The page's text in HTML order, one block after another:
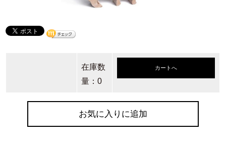
在庫数
量：0
カートへ
お気に入りに追加